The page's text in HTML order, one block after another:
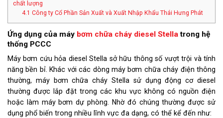
chất lượng
4.1 Công ty Cổ Phần Sản Xuất và Xuất Nhập Khẩu Thái Hưng Phát
Ứng dụng của máy bơm chữa cháy diesel Stellatrong hệ
thống PCCC
Máy bơm cứu hỏa diesel Stella sở hữu thông số vượt trội và tính
năng bền bỉ. Khác với các dòng máy bơm chữa cháy điện thông
thường, máy bơm chữa cháy Stella sử dụng động cơ diesel
thường được lắp đặt trong các khu vực không có nguồn điện
hoặc làm máy bơm dự phòng. Nhờ đó chúng thường được sử
dụng phổ biến trong nhiều lĩnh vực đa dạng, có thể kể đến như: